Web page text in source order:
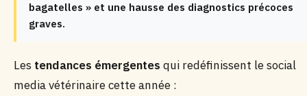
bagatelles » et une hausse des diagnostics précoces
graves.
Les tendances émergentes qui redéfinissent le social
media vétérinaire cette année :